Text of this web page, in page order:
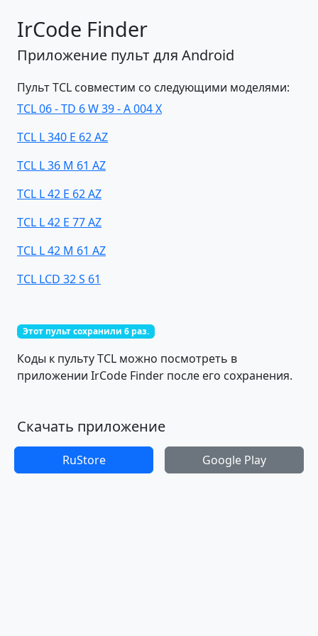
IrCode Finder
Приложение пульт для Android
Пульт TCL совместим со следующими моделями:
TCL 06 - TD 6 W 39 - A 004 X
TCL L 340 E 62 AZ
TCL L 36 M 61 AZ
TCL L 42 E 62 AZ
TCL L 42 E 77 AZ
TCL L 42 M 61 AZ
TCL LCD 32 S 61
Этот пульт сохранили 6 раз.
Коды к пульту TCL можно посмотреть в
приложении IrCode Finder после его сохранения.
Скачать приложение
RuStore Google Play